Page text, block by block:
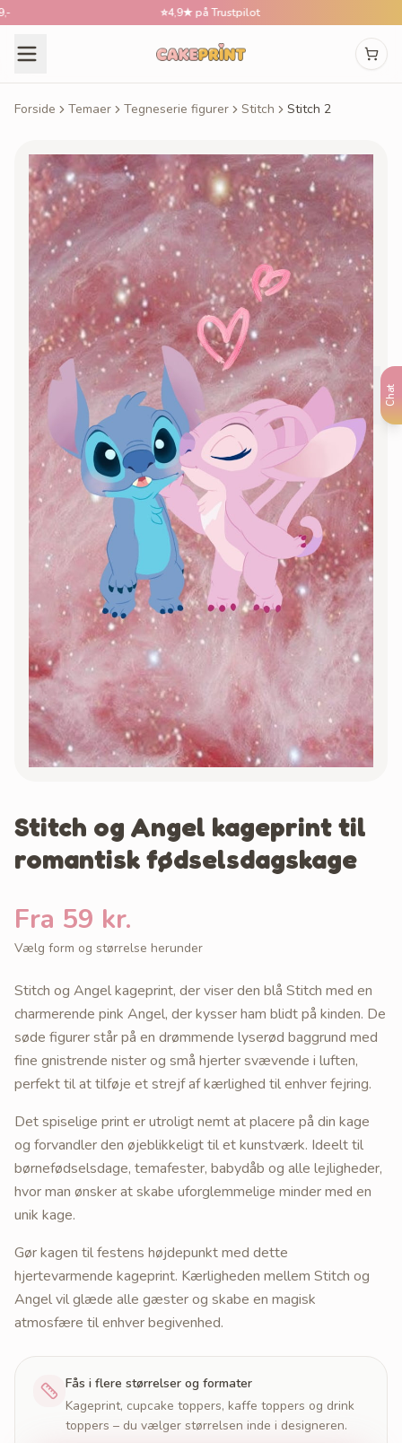
Chat
4,9★ på Trustpilot
Forside Temaer Tegneserie figurer Stitch Stitch 2
Stitch og Angel kageprint til
romantisk fødselsdagskage
Fra 59 kr.
Vælg form og størrelse herunder
Stitch og Angel kageprint, der viser den blå Stitch med en
charmerende pink Angel, der kysser ham blidt på kinden. De
søde figurer står på en drømmende lyserød baggrund med
fine gnistrende nister og små hjerter svævende i luften,
perfekt til at tilføje et strejf af kærlighed til enhver fejring.
Det spiselige print er utroligt nemt at placere på din kage
og forvandler den øjeblikkeligt til et kunstværk. Ideelt til
børnefødselsdage, temafester, babydåb og alle lejligheder,
hvor man ønsker at skabe uforglemmelige minder med en
unik kage.
Gør kagen til festens højdepunkt med dette
hjertevarmende kageprint. Kærligheden mellem Stitch og
Angel vil glæde alle gæster og skabe en magisk
atmosfære til enhver begivenhed.
Fås i flere størrelser og formater
Kageprint, cupcake toppers, kaffe toppers og drink
toppers – du vælger størrelsen inde i designeren.